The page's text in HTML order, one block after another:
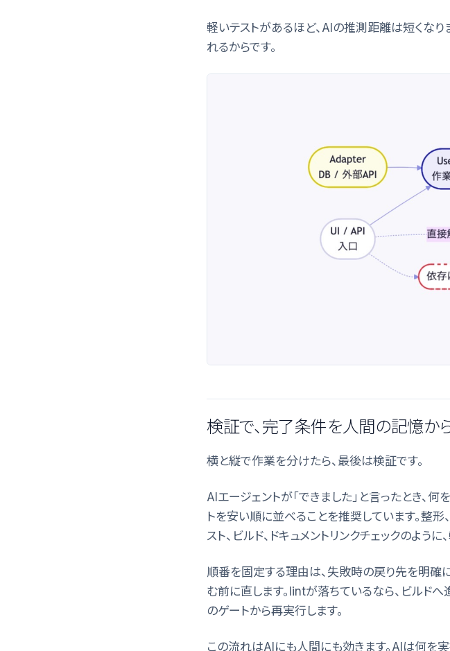
軽いテストがあるほど、AIの推測距離は短くな
れるからです。
検証で、完了条件を人間の記憶か
横と縦で作業を分けたら、最後は検証です。
AIエージェントが「できました」と言ったとき、
トを安い順に並べることを推奨しています。整形
スト、ビルド、ドキュメントリンクチェックのよう
順番を固定する理由は、失敗時の戻り先を明確
む前に直します。lintが落ちているなら、ビルド
のゲートから再実行します。
この流れはAIにも人間にも効きます。AIは何を